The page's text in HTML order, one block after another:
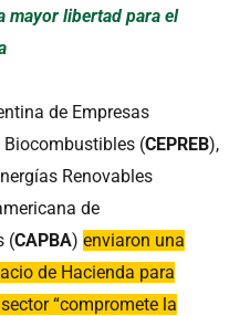
mayor libertad para el
de Empresas
Biocombustibles (CEPREB),
Renovables
de
(CAPBA) enviaron una
de Hacienda para
“compromete la